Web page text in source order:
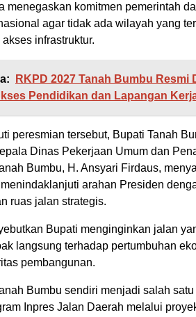
menegaskan komitmen pemerintah
agar tidak ada wilayah yang
infrastruktur.
RKPD 2027 Tanah Bumbu Resmi
Pendidikan dan Lapangan
peresmian tersebut, Bupati Tanah
Dinas Pekerjaan Umum dan
Bumbu, H. Ansyari Firdaus,
arahan Presiden
ruas jalan strategis.
Bupati menginginkan jalan
langsung terhadap pertumbuhan
pembangunan.
Bumbu sendiri menjadi salah
Inpres Jalan Daerah melalui